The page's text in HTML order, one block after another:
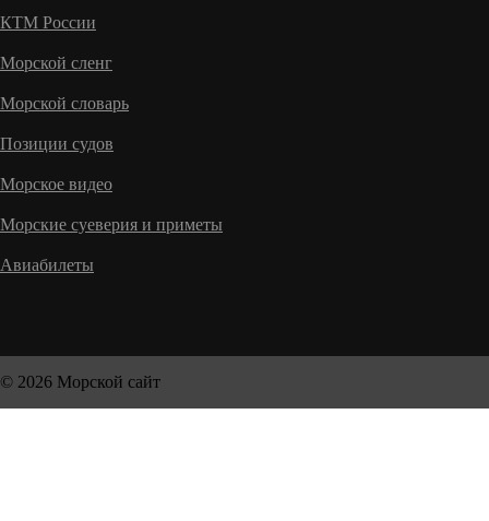
КТМ России
Морской сленг
Морской словарь
Позиции судов
Морское видео
Морские суеверия и приметы
Авиабилеты
© 2026 Морской сайт